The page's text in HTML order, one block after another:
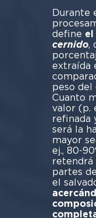
Durante
define el
cernido,
extraída
peso del
Cuanto
valor (p.
refinada
será la
mayor
ej., 80-
retendrá
partes
el